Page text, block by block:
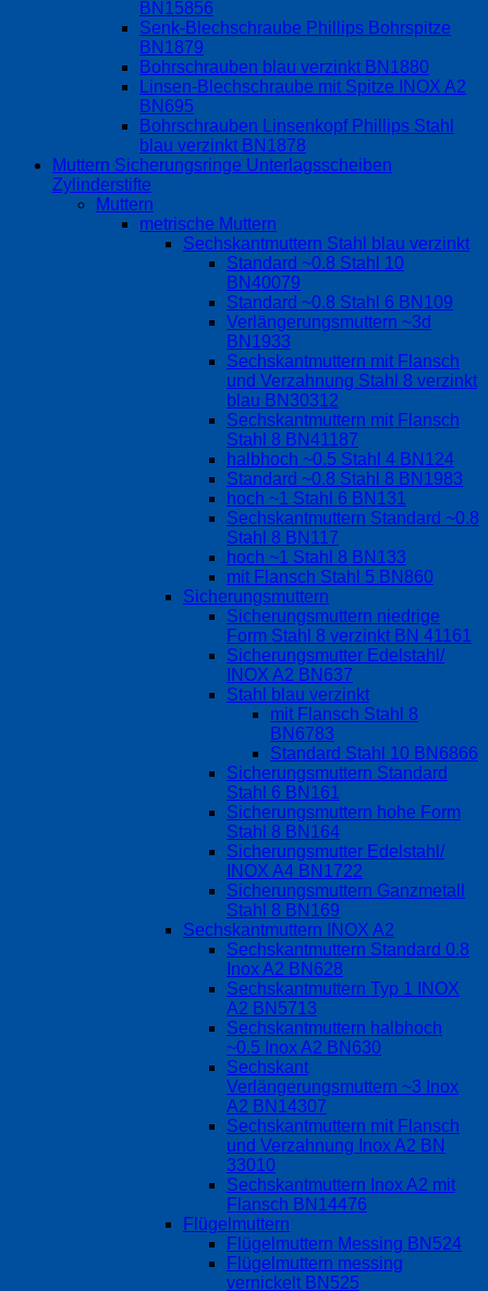
BN15856
Senk-Blechschraube Phillips Bohrspitze
BN1879
Bohrschrauben blau verzinkt BN1880
Linsen-Blechschraube mit Spitze INOX A2
BN695
Bohrschrauben Linsenkopf Phillips Stahl
blau verzinkt BN1878
Muttern Sicherungsringe Unterlagsscheiben
Zylinderstifte
Muttern
metrische Muttern
Sechskantmuttern Stahl blau verzinkt
Standard ~0.8 Stahl 10
BN40079
Standard ~0.8 Stahl 6 BN109
Verlängerungsmuttern ~3d
BN1933
Sechskantmuttern mit Flansch
und Verzahnung Stahl 8 verzinkt
blau BN30312
Sechskantmuttern mit Flansch
Stahl 8 BN41187
halbhoch ~0.5 Stahl 4 BN124
Standard ~0.8 Stahl 8 BN1983
hoch ~1 Stahl 6 BN131
Sechskantmuttern Standard ~0.8
Stahl 8 BN117
hoch ~1 Stahl 8 BN133
mit Flansch Stahl 5 BN860
Sicherungsmuttern
Sicherungsmuttern niedrige
Form Stahl 8 verzinkt BN 41161
Sicherungsmutter Edelstahl/
INOX A2 BN637
Stahl blau verzinkt
mit Flansch Stahl 8
BN6783
Standard Stahl 10 BN6866
Sicherungsmuttern Standard
Stahl 6 BN161
Sicherungsmuttern hohe Form
Stahl 8 BN164
Sicherungsmutter Edelstahl/
INOX A4 BN1722
Sicherungsmuttern Ganzmetall
Stahl 8 BN169
Sechskantmuttern INOX A2
Sechskantmuttern Standard 0.8
Inox A2 BN628
Sechskantmuttern Typ 1 INOX
A2 BN5713
Sechskantmuttern halbhoch
~0.5 Inox A2 BN630
Sechskant
Verlängerungsmuttern ~3 Inox
A2 BN14307
Sechskantmuttern mit Flansch
und Verzahnung Inox A2 BN
33010
Sechskantmuttern Inox A2 mit
Flansch BN14476
Flügelmuttern
Flügelmuttern Messing BN524
Flügelmuttern messing
vernickelt BN525